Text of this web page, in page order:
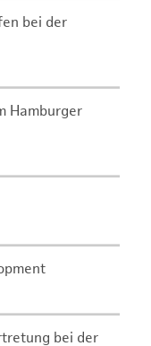
bei der
Hamburger
bei der